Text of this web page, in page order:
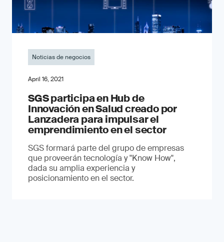
Noticias de negocios
April 16, 2021
SGS participa en Hub de
Innovación en Salud creado por
Lanzadera para impulsar el
emprendimiento en el sector
SGS formará parte del grupo de empresas
que proveerán tecnología y "Know How",
dada su amplia experiencia y
posicionamiento en el sector.